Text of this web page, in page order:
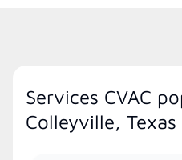
Services CVAC
Colleyville, Texas